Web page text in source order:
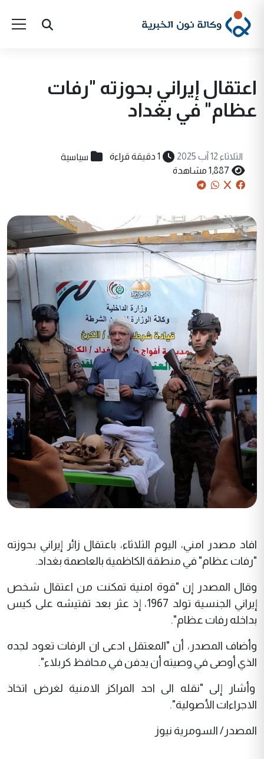
اعتقال إيراني بحوزته "رفات
عظام" في بغداد
الثلاثاء 12 آب 2025 1 دقيقة قراءة سياسية
1,887 مشاهدة
افاد مصدر امني، اليوم الثلاثاء، باعتقال زائر إيراني بحوزته
"رفات عظام" في منطقة الكاظمية بالعاصمة بغداد.
وقال المصدر إن "قوة امنية تمكنت من اعتقال شخص
إيراني الجنسية تولد 1967، إذ عثر بعد تفتيشه على كيس
بداخله رفات عظام".
وأضاف المصدر، أن "المعتقل ادعى ان الرفات تعود لجده
الذي أوصى في وصيته أن يدفن في محافظ كربلاء".
وأشار إلى "نقله الى احد المراكز الامنية لغرض اتخاذ
الاجراءات الأصولية".
المصدر/ السومرية نيوز